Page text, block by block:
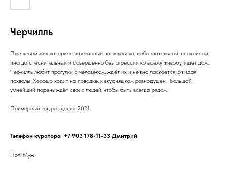
Черчилль
Плюшевый мишка, ориентированный на человека, любознательный, спокойный,
иногда стеснительный и совершенно без агрессии ко всему живому, ищет дом.
Черчилль любит прогулки с человеком, ждёт их и нежно ласкается, ожидая
похвалы. Хорошо ходит на поводке, к вкусняшкам равнодушен. Большой
умнейший парень ждёт своих людей, чтобы быть всегда рядом.
Примерный год рождения 2021.
Телефон куратора +7 903 178-11-33 Дмитрий
Пол: Муж